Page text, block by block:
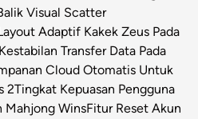
Visual Scatter
Adaptif Kakek Zeus Pada
Transfer Data Pada
Cloud Otomatis Untuk
2Tingkat Kepuasan Pengguna
Mahjong WinsFitur Reset Akun